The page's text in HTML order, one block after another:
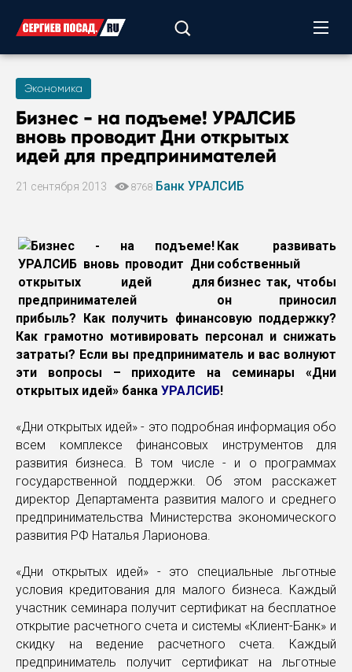
Экономика
Бизнес - на подъеме! УРАЛСИБ
вновь проводит Дни открытых
идей для предпринимателей
21 сентября 2013 8768 Банк УРАЛСИБ
Как развивать
собственный
бизнес так, чтобы
он приносил
прибыль? Как получить финансовую поддержку?
Как грамотно мотивировать персонал и снижать
затраты? Если вы предприниматель и вас волнуют
эти вопросы – приходите на семинары «Дни
открытых идей» банка УРАЛСИБ!
«Дни открытых идей» - это подробная информация обо
всем комплексе финансовых инструментов для
развития бизнеса. В том числе - и о программах
государственной поддержки. Об этом расскажет
директор Департамента развития малого и среднего
предпринимательства Министерства экономического
развития РФ Наталья Ларионова.
«Дни открытых идей» - это специальные льготные
условия кредитования для малого бизнеса. Каждый
участник семинара получит сертификат на бесплатное
открытие расчетного счета и системы «Клиент-Банк» и
скидку на ведение расчетного счета. Каждый
предприниматель получит сертификат на льготные